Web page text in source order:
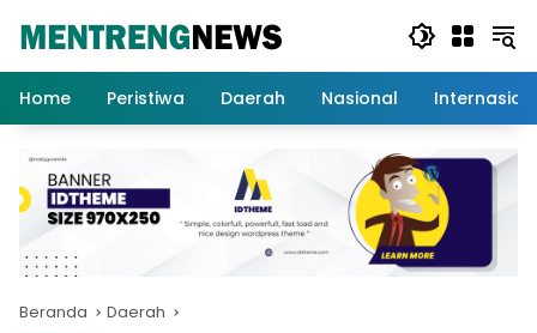
Home
Peristiwa Daerah Nasional
Beranda Daerah